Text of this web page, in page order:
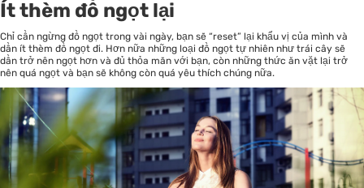
Ít thèm đồ ngọt lại
Chỉ cần ngừng đồ ngọt trong vài ngày, bạn sẽ “reset” lại khẩu vị của mình và
dần ít thèm đồ ngọt đi. Hơn nữa những loại đồ ngọt tự nhiên như trái cây sẽ
dần trở nên ngọt hơn và đủ thỏa mãn với bạn, còn những thức ăn vặt lại trở
nên quá ngọt và bạn sẽ không còn quá yêu thích chúng nữa.